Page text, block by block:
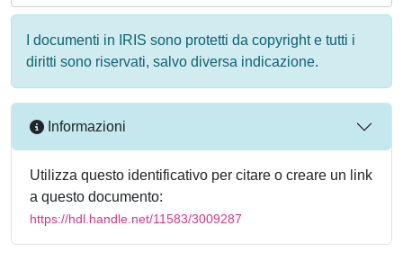
I documenti in IRIS sono protetti da copyright e tutti i
diritti sono riservati, salvo diversa indicazione.
Informazioni
Utilizza questo identificativo per citare o creare un link
a questo documento:
https://hdl.handle.net/11583/3009287